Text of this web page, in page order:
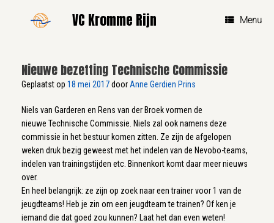
VC Kromme Rijn Menu
Nieuwe bezetting Technische Commissie
Geplaatst op 18 mei 2017door Anne Gerdien Prins
Niels van Garderen en Rens van der Broek vormen de
nieuwe Technische Commissie. Niels zal ook namens deze
commissie in het bestuur komen zitten. Ze zijn de afgelopen
weken druk bezig geweest met het indelen van de Nevobo-teams,
indelen van trainingstijden etc. Binnenkort komt daar meer nieuws
over.
En heel belangrijk: ze zijn op zoek naar een trainer voor 1 van de
jeugdteams! Heb je zin om een jeugdteam te trainen? Of ken je
iemand die dat goed zou kunnen? Laat het dan even weten!